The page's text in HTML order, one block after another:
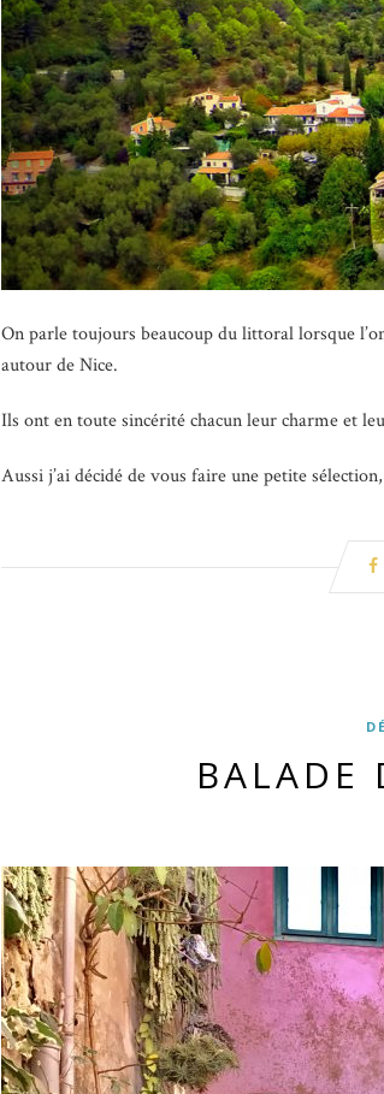
On parle toujours beaucoup du littoral lorsque
autour de Nice.
Ils ont en toute sincérité chacun leur charme et
Aussi j’ai décidé de vous faire une petite
BALADE